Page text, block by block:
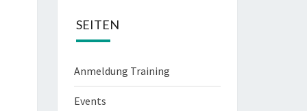
SEITEN
Anmeldung Training
Events